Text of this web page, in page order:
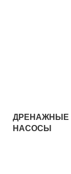
ДРЕНАЖНЫЕ
НАСОСЫ